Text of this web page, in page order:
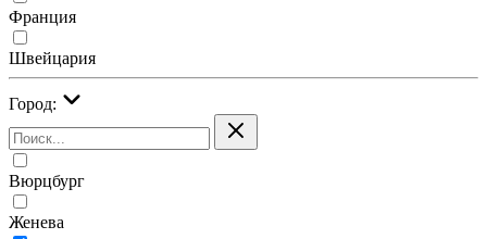
Франция
Швейцария
Город:
Вюрцбург
Женева